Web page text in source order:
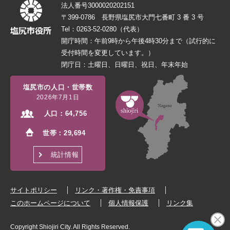
法人番号3000020202151
〒399-0786 長野県塩尻市大門七番町 3 番 3 号
Tel：0263-52-0280（代表）
開庁時間：午前9時から午後4時30分まで（試行的に
受付時間を変更しています。）
閉庁日：土曜日、日曜日、祝日、年末年始
塩尻市の人口・世帯数
2026年7月1日
人口： 64,756
世帯：29,694
統計情報
サイトポリシー
リンク・著作権・免責事項
このホームページについて
個人情報保護 リンク集
Copyright Shiojiri City. All Rights Reserved.